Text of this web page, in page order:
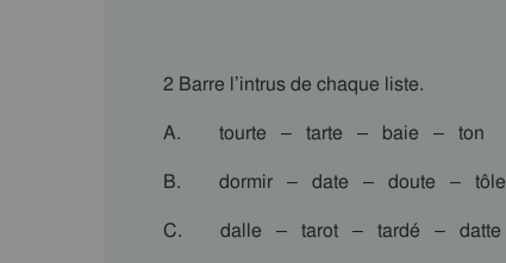
2 Barre l’intrus de chaque liste.
A. tourte – tarte – baie – ton
B. dormir – date – doute – tôle
C. dalle – tarot – tardé – datte